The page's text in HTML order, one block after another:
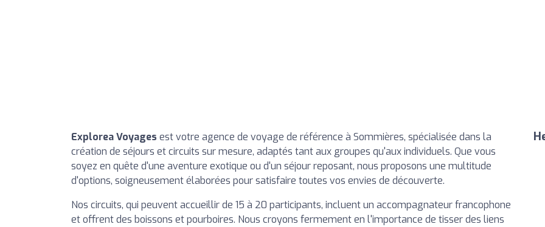
Explorea Voyages est votre agence de voyage de référence à Sommières, spécialisée dans la
création de séjours et circuits sur mesure, adaptés tant aux groupes qu'aux individuels. Que vous
soyez en quête d'une aventure exotique ou d'un séjour reposant, nous proposons une multitude
d'options, soigneusement élaborées pour satisfaire toutes vos envies de découverte.
Nos circuits, qui peuvent accueillir de 15 à 20 participants, incluent un accompagnateur francophone
et offrent des boissons et pourboires. Nous croyons fermement en l'importance de tisser des liens